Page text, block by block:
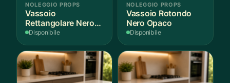
NOLEGGIO PROPS
Vassoio
Rettangolare Nero
Opaco
Disponibile
NOLEGGIO PROPS
Vassoio Rotondo
Nero Opaco
Disponibile